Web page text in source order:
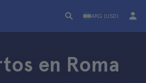
ARG (USD)
en Roma